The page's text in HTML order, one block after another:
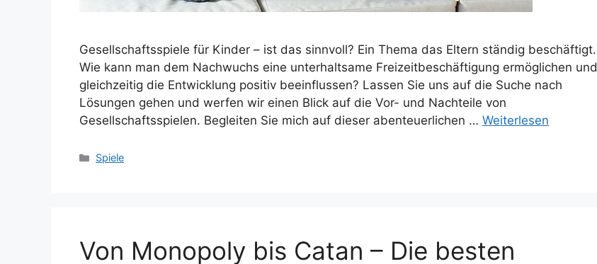
Gesellschaftsspiele für Kinder – ist das sinnvoll? Ein Thema das Eltern ständig beschäftigt.
Wie kann man dem Nachwuchs eine unterhaltsame Freizeitbeschäftigung ermöglichen und
gleichzeitig die Entwicklung positiv beeinflussen? Lassen Sie uns auf die Suche nach
Lösungen gehen und werfen wir einen Blick auf die Vor- und Nachteile von
Gesellschaftsspielen. Begleiten Sie mich auf dieser abenteuerlichen … Weiterlesen
Kategorien
Spiele
Von Monopoly bis Catan – Die besten